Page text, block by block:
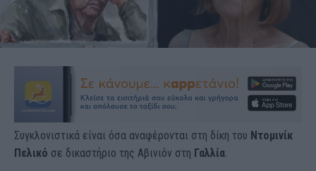
Συγκλονιστικά είναι όσα αναφέρονται στη δίκη του Ντομινίκ
Πελικό σε δικαστήριο της Αβινιόν στη Γαλλία.